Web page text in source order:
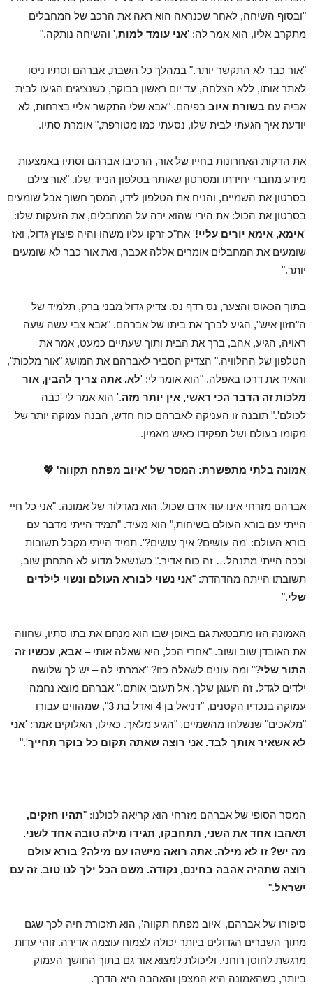
"ובסוף השיחה, לאחר שכנראה הוא ראה את הרכב של המחבלים
מתקרב אליו, הוא אמר לה: 'אני עומד למות,' והשיחה נותקה."
"אור כבר לא התקשר יותר." במהלך כל השבת, אברהם וסתיו ניסו
לאתר אותו, ללא הצלחה, עד יום ראשון בבוקר, כשנציגים הגיעו לבית
אביה עם בשורת איוב בפיהם. "אבא שלי התקשר אליי בצרחות, לא
יודעת איך הגעתי לבית שלו, נסעתי כמו מטורפת," אומרת סתיו.
את הדקות האחרונות בחייו של אור, הרכיבו אברהם וסתיו באמצעות
מידע מחברי יחידתו ומסרטון שאותר בטלפון הנייד שלו. "אור צילם
בסרטון את השמיים, והניח את הטלפון לידו, המסך חשוך אבל שומעים
בסרטון את הכול: את הירי שהוא ירה על המחבלים, את הזעקות שלו:
'אימא, אימא יורים עליי!' אח"כ זרקו עליו משהו והיה פיצוץ גדול, ואז
שומעים את המחבלים אומרים אללה אכבר, ואת אור כבר לא שומעים
יותר."
בתוך הכאוס והצער, נס רדף נס. צדיק גדול מבני ברק, תלמיד של
ה"חזון איש", הגיע לברך את ביתו של אברהם. "אבא צבי עשה שעה
ראויה, הגיע, אהב, ברך את הבית ותוך שעתיים כמעט, אמר את
הטלפון של ההלוויה." הצדיק הסביר לאברהם את המושג "אור מלכות",
והאיר את דרכו באפלה. "הוא אומר לי: 'לא, אתה צריך להבין, אור
מלכות זה הדבר הכי ראשי, אין יותר מזה.' הוא אמר לי 'כבה
לכולם'." תובנה זו העניקה לאברהם כוח חדש, הבנה עמוקה יותר של
מקומו בעולם ושל תפקידו כאיש מאמין.
אמונה בלתי מתפשרת: המסר של 'איוב מפתח תקווה' 💖
אברהם מזרחי אינו עוד אדם שכול. הוא מגדלור של אמונה. "אני כל חיי
הייתי עם בורא העולם בשיחות," הוא מעיד. "תמיד הייתי מדבר עם
בורא העולם: 'מה עושים? איך עושים?'. תמיד הייתי מקבל תשובות
וככה הייתי מתנהל… זה כוח אדיר." כשנשאל מדוע לא התחתן שוב,
תשובתו הייתה מהדהדת: "אני נשוי לבורא העולם ונשוי לילדים
שלי."
האמונה הזו מתבטאת גם באופן שבו הוא מנחם את בתו סתיו, שחווה
את האובדן שוב ושוב. "אחרי הכל, היא שאלה אותי – אבא, עכשיו זה
התור שלי?" ומה עונים לשאלה כזו? "אמרתי לה – יש לך שלושה
ילדים לגדל. זה העוגן שלך. אל תעזבי אותם." אברהם מוצא נחמה
עמוקה בנכדיו הקטנים, "דניאל בן 4 ואדל בת 3", שמהווים עבורו
"מלאכים" שנשלחו מהשמיים. "הגיע מלאך. כאילו, האלוקים אמר: 'אני
לא אשאיר אותך לבד. אני רוצה שאתה תקום כל בוקר תחייך'."
המסר הסופי של אברהם מזרחי הוא קריאה לכולנו: "תהיו חזקים,
תאהבו אחד את השני, תתחבקו, תגידו מילה טובה אחד לשני.
מה יש? זו לא מילה. אתה רואה מישהו עם מילה? בורא עולם
רוצה שתהיה אהבה בחינם, נקודה. משם הכל ילך לנו טוב. זה עם
ישראל."
סיפורו של אברהם, 'איוב מפתח תקווה', הוא תזכורת חיה לכך שגם
מתוך השברים הגדולים ביותר יכולה לצמוח עוצמה אדירה. זוהי עדות
מרגשת לחוסן רוחני, וליכולת למצוא אור גם בתוך החושך העמוק
ביותר, כשהאמונה היא המצפן והאהבה היא הדרך.